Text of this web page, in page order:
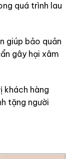
quá trình lau
giúp bảo quản
gây hại xâm
khách hàng
tặng người